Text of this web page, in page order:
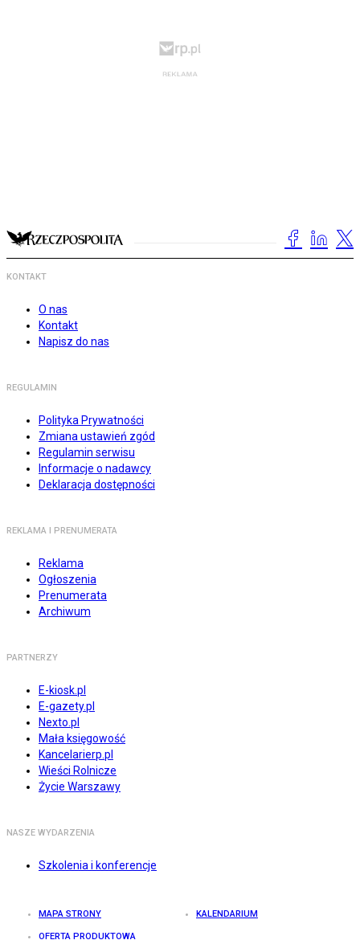
KONTAKT
O nas
Kontakt
Napisz do nas
REGULAMIN
Polityka Prywatności
Zmiana ustawień zgód
Regulamin serwisu
Informacje o nadawcy
Deklaracja dostępności
REKLAMA I PRENUMERATA
Reklama
Ogłoszenia
Prenumerata
Archiwum
PARTNERZY
E-kiosk.pl
E-gazety.pl
Nexto.pl
Mała księgowość
Kancelarierp.pl
Wieści Rolnicze
Życie Warszawy
NASZE WYDARZENIA
Szkolenia i konferencje
MAPA STRONY KALENDARIUM
OFERTA PRODUKTOWA